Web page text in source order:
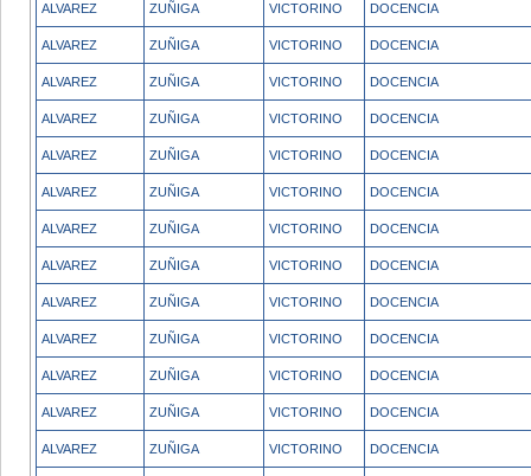
ALVAREZ ZUÑIGA VICTORINO DOCENCIA
ALVAREZ ZUÑIGA VICTORINO DOCENCIA
ALVAREZ ZUÑIGA VICTORINO DOCENCIA
ALVAREZ ZUÑIGA VICTORINO DOCENCIA
ALVAREZ ZUÑIGA VICTORINO DOCENCIA
ALVAREZ ZUÑIGA VICTORINO DOCENCIA
ALVAREZ ZUÑIGA VICTORINO DOCENCIA
ALVAREZ ZUÑIGA VICTORINO DOCENCIA
ALVAREZ ZUÑIGA VICTORINO DOCENCIA
ALVAREZ ZUÑIGA VICTORINO DOCENCIA
ALVAREZ ZUÑIGA VICTORINO DOCENCIA
ALVAREZ ZUÑIGA VICTORINO DOCENCIA
ALVAREZ ZUÑIGA VICTORINO DOCENCIA